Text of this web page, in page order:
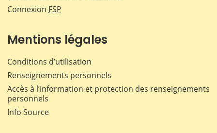
Connexion FSP
Mentions légales
Conditions d’utilisation
Renseignements personnels
Accès à l’information et protection des renseignements
personnels
Info Source